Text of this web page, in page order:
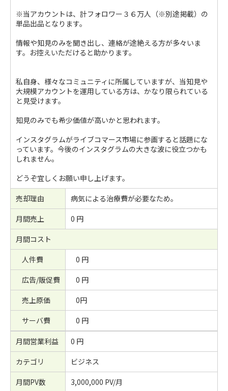
※当アカウントは、計フォロワー３６万人（※別途掲載）の
単品出品となります。
情報や知見のみを聞き出し、連絡が途絶える方が多々いま
す。お控えいただけると助かります。
私自身、様々なコミュニティに所属していますが、当知見や
大規模アカウントを運用している方は、かなり限られている
と見受けます。
知見のみでも希少価値が高いかと思われます。
インスタグラムがライブコマース市場に参画すると話題にな
っています。今後のインスタグラムの大きな波に役立つかも
しれません。
どうぞ宜しくお願い申し上げます。
売却理由
病気による治療費が必要なため。
月間売上
0 円
月間コスト
人件費
0 円
広告/販促費
0 円
売上原価
0円
サーバ費
0 円
月間営業利益
0 円
カテゴリ
ビジネス
月間PV数
3,000,000 PV/月